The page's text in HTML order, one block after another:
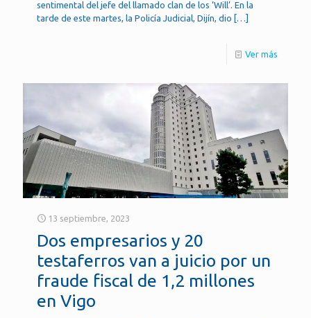
sentimental del jefe del llamado clan de los ‘Will’. En la
tarde de este martes, la Policía Judicial, Dijín, dio […]
Ver más
13 septiembre, 2023
Dos empresarios y 20
testaferros van a juicio por un
fraude fiscal de 1,2 millones
en Vigo